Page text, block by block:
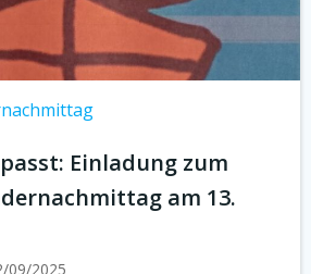
Einladung zum
am 13.
09/2025